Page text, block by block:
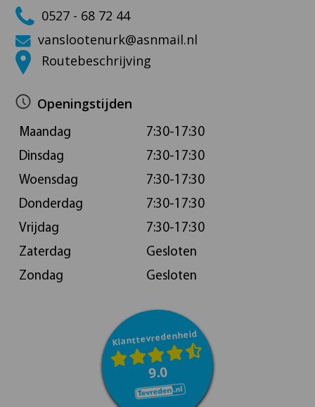
0527 - 68 72 44
vanslootenurk@asnmail.nl
Routebeschrijving
Openingstijden
Maandag
7:30-17:30
Dinsdag
7:30-17:30
Woensdag
7:30-17:30
Donderdag
7:30-17:30
Vrijdag
7:30-17:30
Zaterdag
Gesloten
Zondag
Gesloten
Klanttevredenheid
9.0